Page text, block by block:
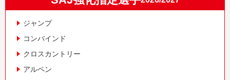
ジャンプ
コンバインド
クロスカントリー
アルペン